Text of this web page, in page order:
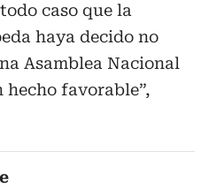
caso que la
haya decido no
Asamblea Nacional
hecho favorable”,